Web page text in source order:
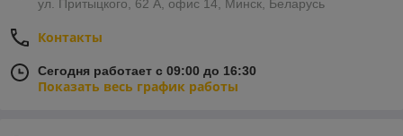
ул. Притыцкого, 62 А, офис 14, Минск, Беларусь
Контакты
Сегодня работает с 09:00 до 16:30
Показать весь график работы